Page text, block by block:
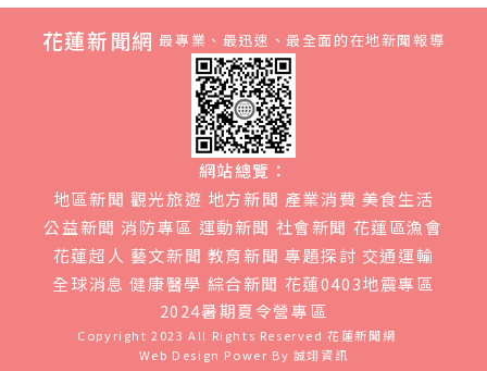
花蓮新聞網 最專業、最迅速、最全面的在地新聞報導
網站總覽：
地區新聞 觀光旅遊 地方新聞 產業消費 美食生活
公益新聞 消防專區 運動新聞 社會新聞 花蓮區漁會
花蓮超人 藝文新聞 教育新聞 專題探討 交通運輸
全球消息 健康醫學 綜合新聞 花蓮0403地震專區
2024暑期夏令營專區
Copyright 2023 All Rights Reserved花蓮新聞網
Web Design Power By 誠翊資訊